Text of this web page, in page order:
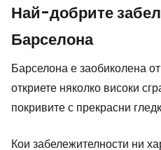
Най-добрите
Барселона
Барселона е заобиколена
откриете няколко високи
покривите с прекрасни
Кои забележителности ни